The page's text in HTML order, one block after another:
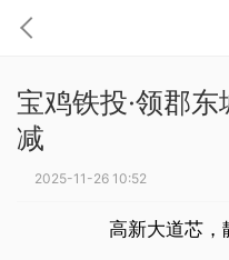
宝鸡铁投·领郡
减
2025-11-26 10:52
高新大道芯